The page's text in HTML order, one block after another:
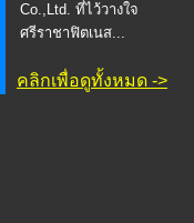
Co.,Ltd. ที่ไว้วางใจ
ศรีราชาฟิตเนส...
คลิกเพื่อดูทั้งหมด ->